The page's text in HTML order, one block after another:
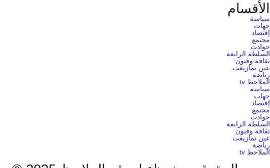
الأقسام
سياسة
جهات
إقتصاد
مجتمع
حوادث
السلطة الرابعة
ثقافة وفنون
عين تمازيغت
رياضة
الملاحظ tv
سياسة
جهات
إقتصاد
مجتمع
حوادث
السلطة الرابعة
ثقافة وفنون
عين تمازيغت
رياضة
الملاحظ tv